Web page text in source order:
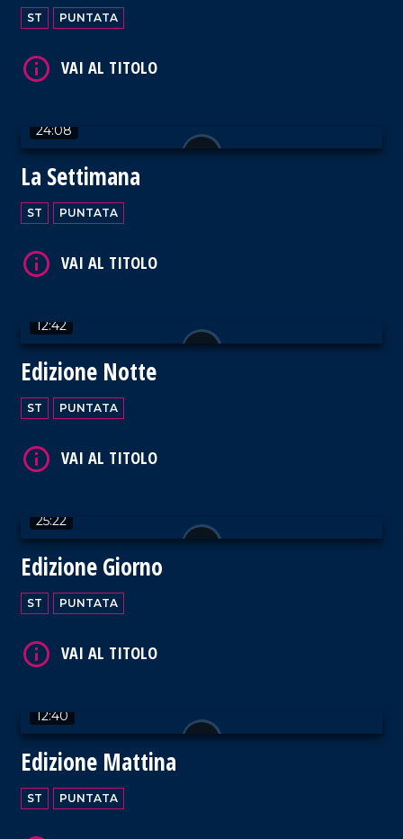
ST PUNTATA
24:08
La Settimana
ST PUNTATA
12:42
Edizione Notte
ST PUNTATA
25:22
Edizione Giorno
ST PUNTATA
12:40
Edizione Mattina
ST PUNTATA
VAI AL TITOLO
VAI AL TITOLO
VAI AL TITOLO